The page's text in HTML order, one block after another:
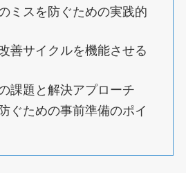
ミスを防ぐための実践的
善サイクルを機能させる
課題と解決アプローチ
ぐための事前準備のポイ